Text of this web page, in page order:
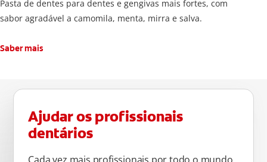
Pasta de dentes para dentes e gengivas mais fortes, com
sabor agradável a camomila, menta, mirra e salva.
Saber mais
Ajudar os profissionais
dentários